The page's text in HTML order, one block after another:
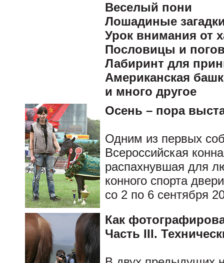
Веселый пони
Лошадиные
Урок внимания от
Пословицы и
Лабиринт для
Американская
и много другое
Осень – пора
Одним из первых
Всероссийская
распахнувшая для
конного спорта
со 2 по 6 сентября
Как
Часть III.